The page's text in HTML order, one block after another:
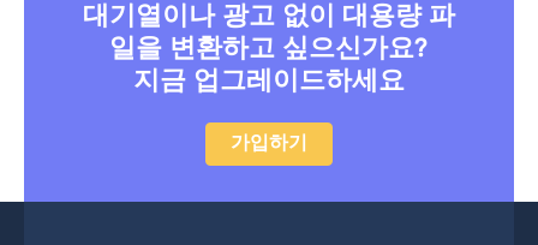
대기열이나 광고 없이 대용량 파
일을 변환하고 싶으신가요?
지금 업그레이드하세요
가입하기